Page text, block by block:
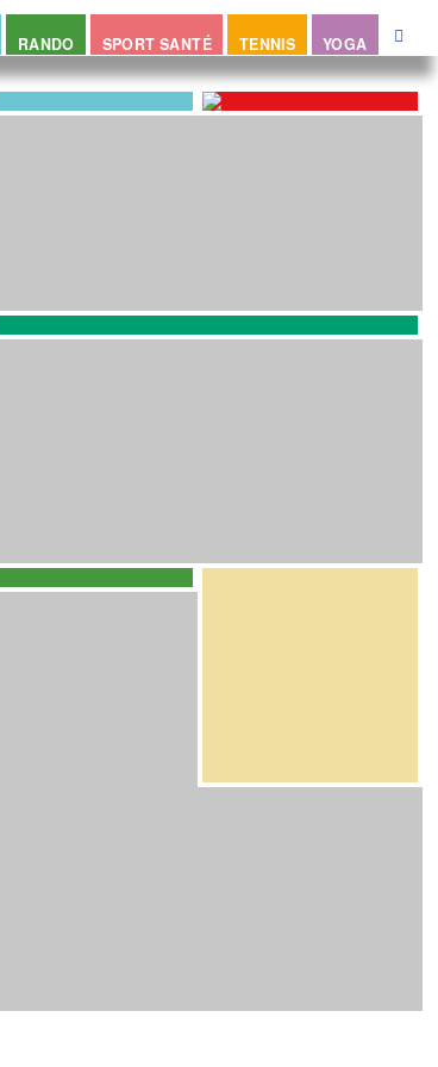
RANDO SPORT SANTÉ TENNIS YOGA